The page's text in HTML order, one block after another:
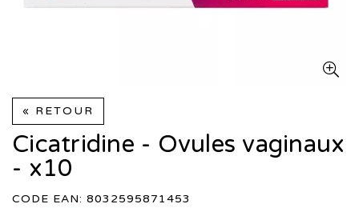
« RETOUR
Cicatridine - Ovules vaginaux
- x10
CODE EAN: 8032595871453